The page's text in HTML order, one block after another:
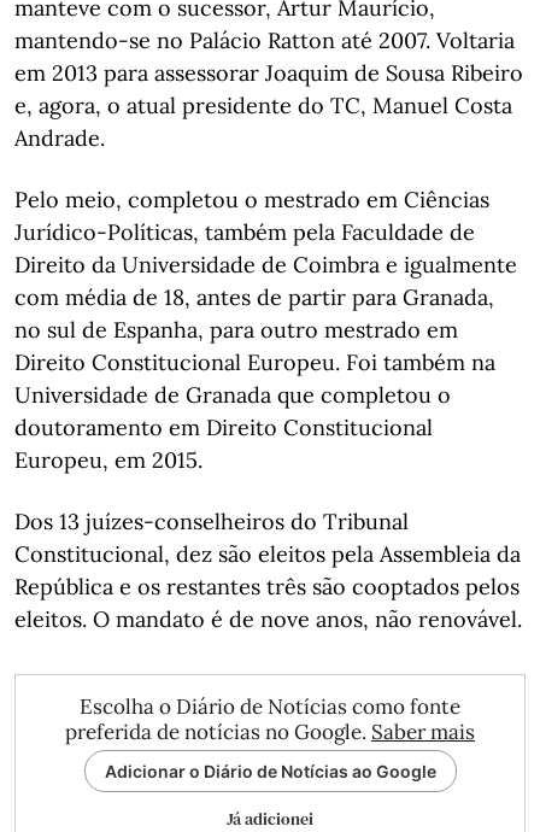
manteve com o sucessor, Artur Maurício,
mantendo-se no Palácio Ratton até 2007. Voltaria
em 2013 para assessorar Joaquim de Sousa Ribeiro
e, agora, o atual presidente do TC, Manuel Costa
Andrade.
Pelo meio, completou o mestrado em Ciências
Jurídico-Políticas, também pela Faculdade de
Direito da Universidade de Coimbra e igualmente
com média de 18, antes de partir para Granada,
no sul de Espanha, para outro mestrado em
Direito Constitucional Europeu. Foi também na
Universidade de Granada que completou o
doutoramento em Direito Constitucional
Europeu, em 2015.
Dos 13 juízes-conselheiros do Tribunal
Constitucional, dez são eleitos pela Assembleia da
República e os restantes três são cooptados pelos
eleitos. O mandato é de nove anos, não renovável.
Escolha o Diário de Notícias como fonte
preferida de notícias no Google. Saber mais
Adicionar o Diário de Notícias ao Google
Já adicionei